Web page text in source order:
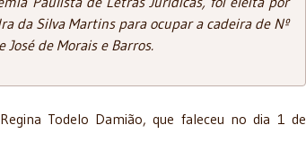
da Silva Martins para ocupar a cadeira de Nº
de Morais e Barros.
Todelo Damião, que faleceu no dia 1 de